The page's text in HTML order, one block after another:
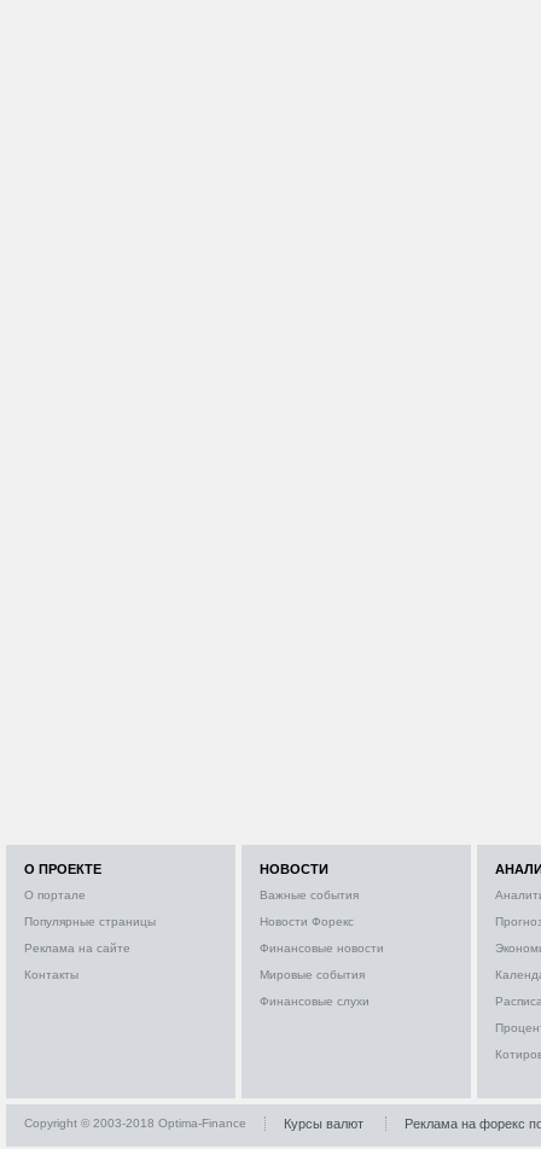
О ПРОЕКТЕ
О портале
Популярные страницы
Реклама на сайте
Контакты
НОВОСТИ
Важные события
Новости Форекс
Финансовые новости
Мировые события
Финансовые слухи
Copyright © 2003-2018 Optima-Finance Курсы валют Реклама на форекс